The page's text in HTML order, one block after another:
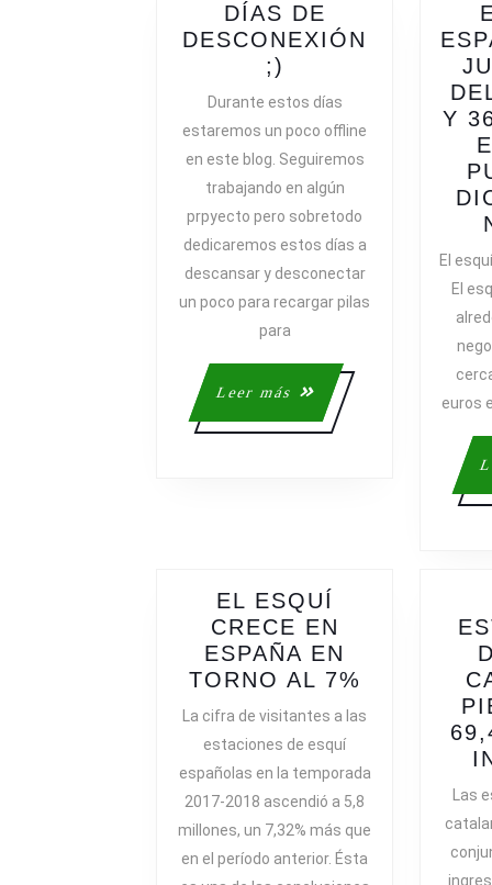
DÍAS DE
DESCONEXIÓN
;)
DE
DESCONEXIÓN
;)
Durante estos días
estaremos un poco offline
en este blog. Seguiremos
trabajando en algún
prpyecto pero sobretodo
dedicaremos estos días a
descansar y desconectar
un poco para recargar pilas
para
Leer más
Leer
más
Y
El
El
euros
EL ESQUÍ
CRECE EN
ESPAÑA EN
TORNO AL 7%
ESPAÑA
EN
TORNO
AL
La cifra de visitantes a las
estaciones de esquí
españolas en la temporada
2017-2018 ascendió a 5,8
millones, un 7,32% más que
en el período anterior. Ésta
Las